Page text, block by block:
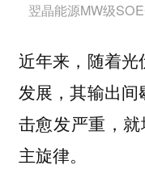
翌晶能源MW级
近年来，随着
发展，其输出
击愈发严重，就
主旋律。